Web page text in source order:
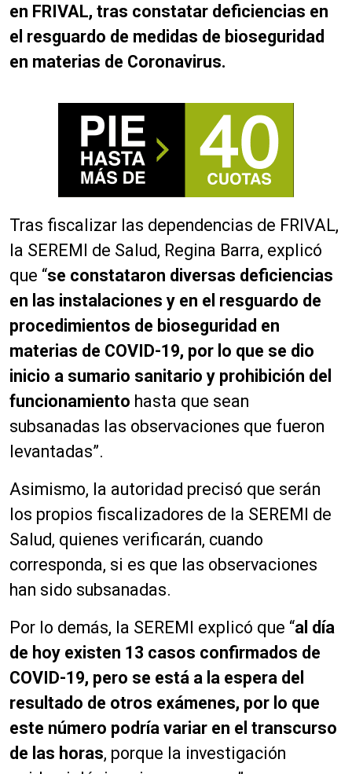
en FRIVAL, tras constatar deficiencias en
el resguardo de medidas de bioseguridad
en materias de Coronavirus.
Tras fiscalizar las dependencias de FRIVAL,
la SEREMI de Salud, Regina Barra, explicó
que “se constataron diversas deficiencias
en las instalaciones y en el resguardo de
procedimientos de bioseguridad en
materias de COVID-19, por lo que se dio
inicio a sumario sanitario y prohibición del
funcionamiento hasta que sean
subsanadas las observaciones que fueron
levantadas”.
Asimismo, la autoridad precisó que serán
los propios fiscalizadores de la SEREMI de
Salud, quienes verificarán, cuando
corresponda, si es que las observaciones
han sido subsanadas.
Por lo demás, la SEREMI explicó que “al día
de hoy existen 13 casos confirmados de
COVID-19, pero se está a la espera del
resultado de otros exámenes, por lo que
este número podría variar en el transcurso
de las horas, porque la investigación